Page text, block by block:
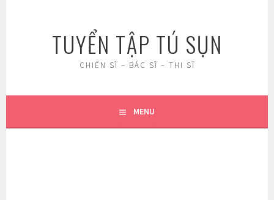
TUYỂN TẬP TÚ SỤN
CHIẾN SĨ – BÁC SĨ – THI SĨ
MENU